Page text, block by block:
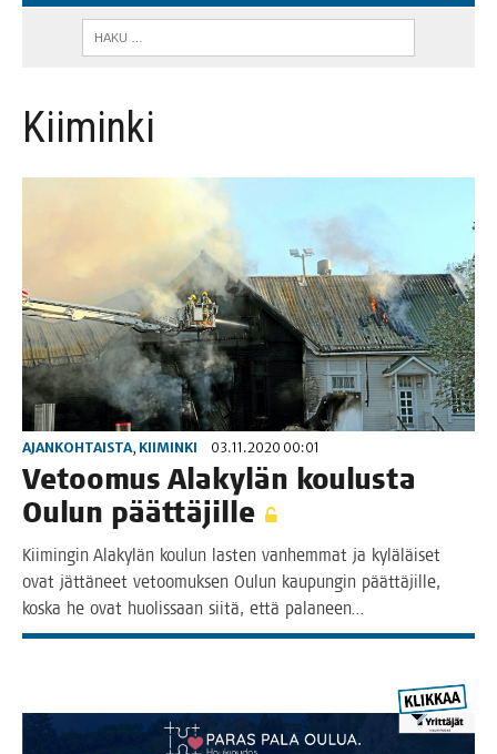
Kiiminki
AJANKOHTAISTA, KIIMINKI 03.11.2020 00:01
Vetoo­mus Ala­ky­län kou­lus­ta
Oulun päättäjille
Kii­min­gin Ala­ky­län kou­lun las­ten van­hem­mat ja kylä­läi­set
ovat jät­tä­neet vetoo­muk­sen Oulun kau­pun­gin päät­tä­jil­le,
kos­ka he ovat huo­lis­saan sii­tä, että palaneen…